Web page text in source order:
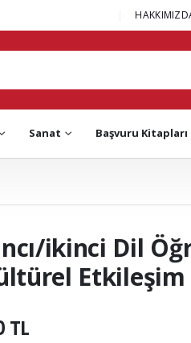
Sanat Başvuru Kitapları
ikinci Dil
Etkileşim
TL